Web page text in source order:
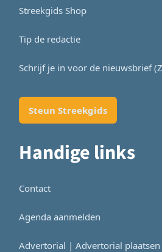
Streekgids Shop
Tip de redactie
Schrijf je in voor de nieuwsbrief
Steun Streekgids
Handige links
Contact
Agenda aanmelden
Advertorial | Advertorial plaatsen